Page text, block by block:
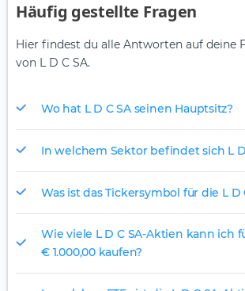
Häufig gestellte Fragen
Hier findest du alle Antworten auf deine
von L D C SA.
Wo hat L D C SA seinen Hauptsitz?
In welchem Sektor befindet sich L D
Was ist das Tickersymbol für die L D
Wie viele L D C SA-Aktien kann ich
€ 1.000,00 kaufen?